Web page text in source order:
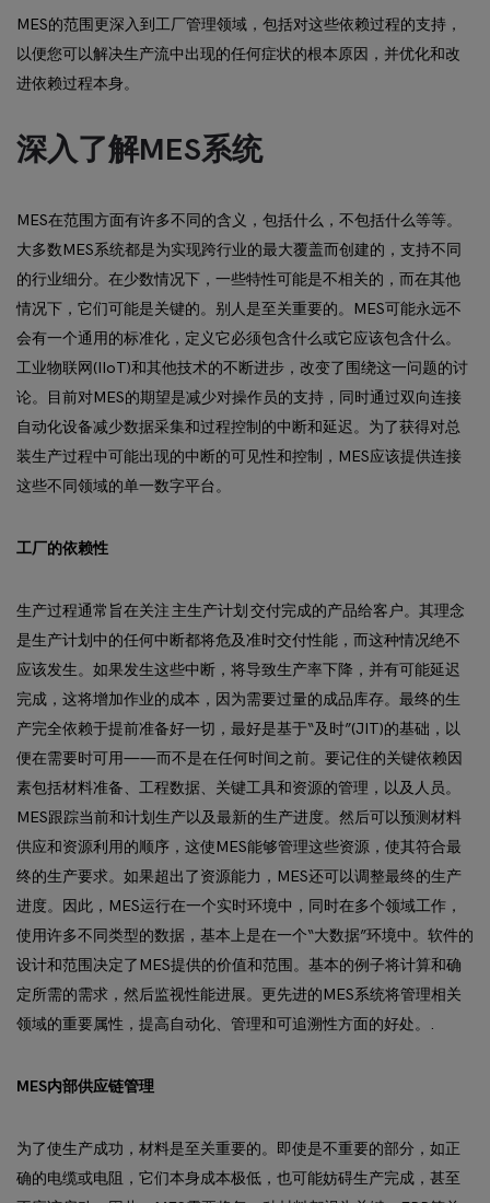
MES的范围更深入到工厂管理领域，包括对这些依赖过程的支持，
以便您可以解决生产流中出现的任何症状的根本原因，并优化和改
进依赖过程本身。
深入了解MES系统
MES在范围方面有许多不同的含义，包括什么，不包括什么等等。
大多数MES系统都是为实现跨行业的最大覆盖而创建的，支持不同
的行业细分。在少数情况下，一些特性可能是不相关的，而在其他
情况下，它们可能是关键的。别人是至关重要的。MES可能永远不
会有一个通用的标准化，定义它必须包含什么或它应该包含什么。
工业物联网(IIoT)和其他技术的不断进步，改变了围绕这一问题的讨
论。目前对MES的期望是减少对操作员的支持，同时通过双向连接
自动化设备减少数据采集和过程控制的中断和延迟。为了获得对总
装生产过程中可能出现的中断的可见性和控制，MES应该提供连接
这些不同领域的单一数字平台。
工厂的依赖性
生产过程通常旨在关注 主生产计划 交付完成的产品给客户。其理念
是生产计划中的任何中断都将危及准时交付性能，而这种情况绝不
应该发生。如果发生这些中断，将导致生产率下降，并有可能延迟
完成，这将增加作业的成本，因为需要过量的成品库存。最终的生
产完全依赖于提前准备好一切，最好是基于“及时”(JIT)的基础，以
便在需要时可用——而不是在任何时间之前。要记住的关键依赖因
素包括材料准备、工程数据、关键工具和资源的管理，以及人员。
MES跟踪当前和计划生产以及最新的生产进度。然后可以预测材料
供应和资源利用的顺序，这使MES能够管理这些资源，使其符合最
终的生产要求。如果超出了资源能力，MES还可以调整最终的生产
进度。因此，MES运行在一个实时环境中，同时在多个领域工作，
使用许多不同类型的数据，基本上是在一个“大数据”环境中。软件的
设计和范围决定了MES提供的价值和范围。基本的例子将计算和确
定所需的需求，然后监视性能进展。更先进的MES系统将管理相关
领域的重要属性，提高自动化、管理和可追溯性方面的好处。.
MES内部供应链管理
为了使生产成功，材料是至关重要的。即使是不重要的部分，如正
确的电缆或电阻，它们本身成本极低，也可能妨碍生产完成，甚至